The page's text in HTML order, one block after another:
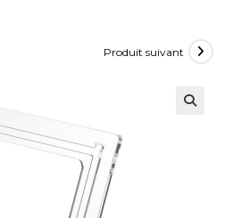
Produit suivant